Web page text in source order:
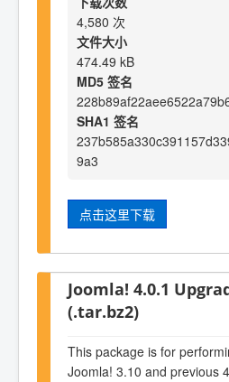
4,580 次
文件大小
474.49 kB
MD5 签名
SHA1 签名
9a3
点击这里下载
Joomla! 4.0.1
(.tar.bz2)
This package is for
Joomla! 3.10 and previous